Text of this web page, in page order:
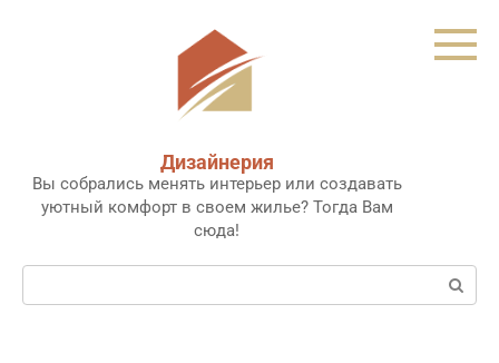
Дизайнерия
Вы собрались менять интерьер или создавать
уютный комфорт в своем жилье? Тогда Вам
сюда!
Поиск: